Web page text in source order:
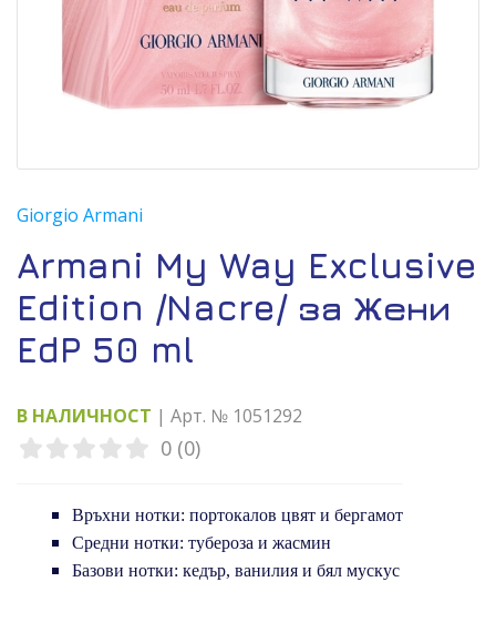
Giorgio Armani
Armani My Way Exclusive
Edition /Nacre/ за Жени
EdP 50 ml
В НАЛИЧНОСТ | Арт. № 1051292
0 (0)
Връхни нотки: портокалов цвят и бергамот
Средни нотки: тубероза и жасмин
Базови нотки: кедър, ванилия и бял мускус